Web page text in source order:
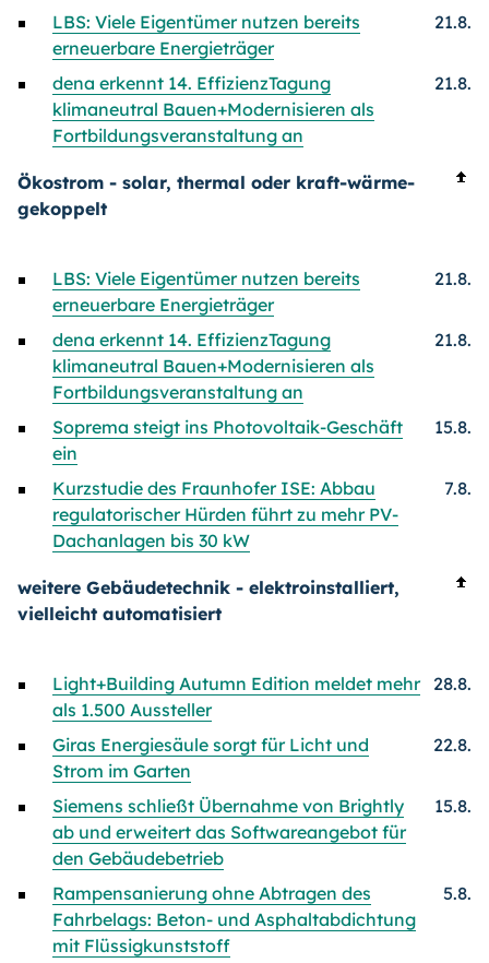
LBS: Viele Eigentümer nutzen bereits
erneuerbare Energieträger
21.8.
dena erkennt 14. EffizienzTagung
klimaneutral Bauen+Modernisieren als
Fortbildungsveranstaltung an
21.8.
Ökostrom - solar, thermal oder kraft-wärme-
gekoppelt
LBS: Viele Eigentümer nutzen bereits
erneuerbare Energieträger
21.8.
dena erkennt 14. EffizienzTagung
klimaneutral Bauen+Modernisieren als
Fortbildungsveranstaltung an
21.8.
Soprema steigt ins Photovoltaik-Geschäft
ein
15.8.
Kurzstudie des Fraunhofer ISE: Abbau
regulatorischer Hürden führt zu mehr PV-
Dachanlagen bis 30 kW
7.8.
weitere Gebäudetechnik - elektroinstalliert,
vielleicht automatisiert
Light+Building Autumn Edition meldet mehr
als 1.500 Aussteller
28.8.
Giras Energiesäule sorgt für Licht und
Strom im Garten
22.8.
Siemens schließt Übernahme von Brightly
ab und erweitert das Softwareangebot für
den Gebäudebetrieb
15.8.
Rampensanierung ohne Abtragen des
Fahrbelags: Beton- und Asphaltabdichtung
mit Flüssigkunststoff
5.8.